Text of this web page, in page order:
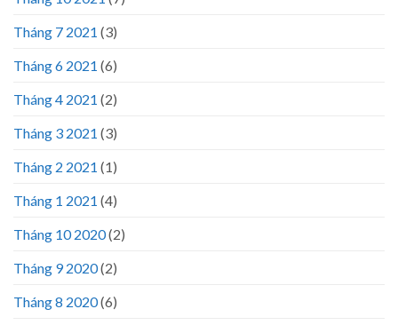
Tháng 7 2021 (3)
Tháng 6 2021 (6)
Tháng 4 2021 (2)
Tháng 3 2021 (3)
Tháng 2 2021 (1)
Tháng 1 2021 (4)
Tháng 10 2020(2)
Tháng 9 2020(2)
Tháng 8 2020(6)